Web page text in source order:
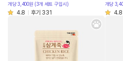
개당 3,400원 (3개 세트 구입시)
4.8 후기 331
개당
4.8